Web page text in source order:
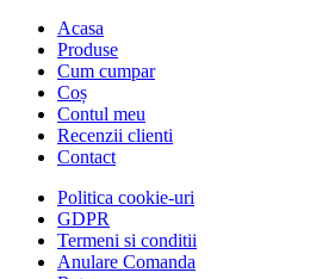
Acasa
Produse
Cum cumpar
Coș
Contul meu
Recenzii clienti
Contact
Politica cookie-uri
GDPR
Termeni si conditii
Anulare Comanda